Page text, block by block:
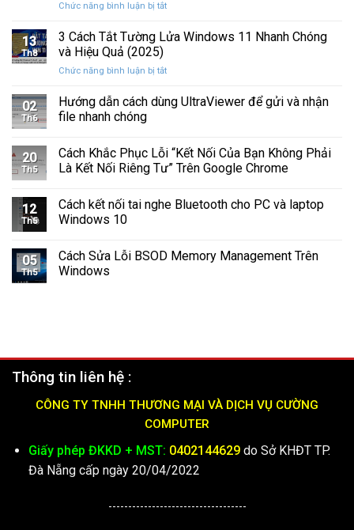
Cứng
Hỏng
Hình
Giác
Trên
C
Chức năng bình luận bị tắtở
Sửa
Âm
Khi
11
13
Th8
3 Cách Tắt Tường Lửa Windows 11 Nhanh Chóng
và Hiệu Quả (2025)
Chức năng bình luận bị tắtở
Cách
Tắt
Windows
11
và
02
Th6
Hướng dẫn cách dùng UltraViewer để gửi và nhận
file nhanh chóng
20
Th5
Cách Khắc Phục Lỗi “Kết Nối Của Bạn Không Phải
Là Kết Nối Riêng Tư” Trên Google Chrome
12
Th5
Cách kết nối tai nghe Bluetooth cho PC và laptop
Windows 10
05
Th5
Cách Sửa Lỗi BSOD Memory Management Trên
Windows
Thông tin liên hệ :
CÔNG TY TNHH THƯƠNG MẠI VÀ DỊCH VỤ CƯỜNG
COMPUTER
Giấy phép ĐKKD + MST: 0402144629do Sở KHĐT TP.
Đà Nẵng cấp ngày 20/04/2022
-----------------------------------